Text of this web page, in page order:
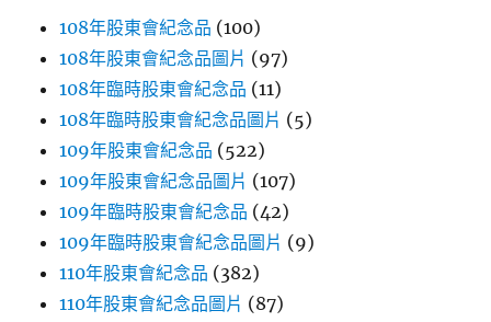
108年股東會紀念品 (100)
108年股東會紀念品圖片 (97)
108年臨時股東會紀念品 (11)
108年臨時股東會紀念品圖片 (5)
109年股東會紀念品 (522)
109年股東會紀念品圖片 (107)
109年臨時股東會紀念品 (42)
109年臨時股東會紀念品圖片 (9)
110年股東會紀念品 (382)
110年股東會紀念品圖片 (87)